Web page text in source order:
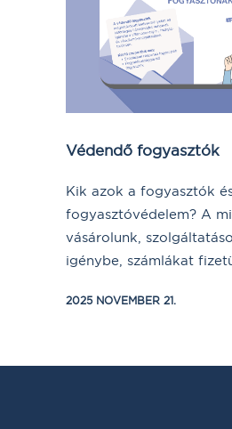
Védendő fogyasztók
Kik azok a fogyasztók
fogyasztóvédelem? A
vásárolunk,
igénybe, számlákat
2025 NOVEMBER 21.